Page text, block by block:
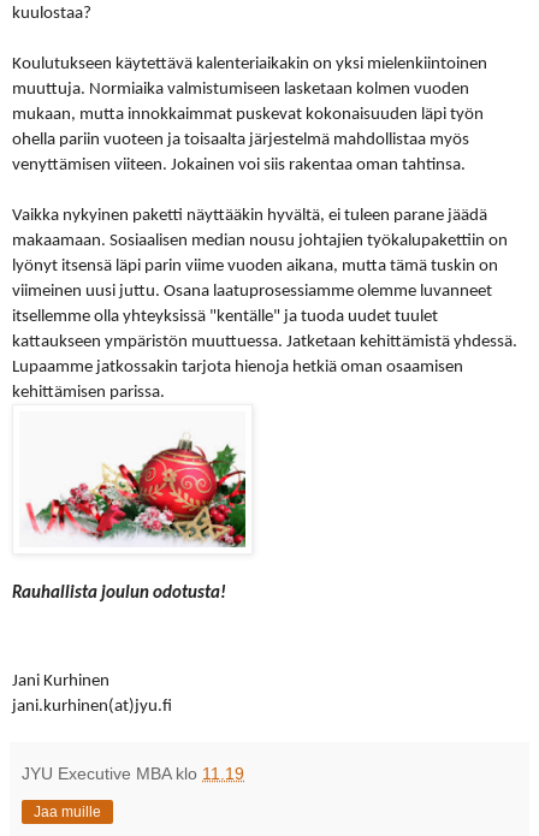
kuulostaa?
Koulutukseen käytettävä kalenteriaikakin on yksi mielenkiintoinen
muuttuja. Normiaika valmistumiseen lasketaan kolmen vuoden
mukaan, mutta innokkaimmat puskevat kokonaisuuden läpi työn
ohella pariin vuoteen ja toisaalta järjestelmä mahdollistaa myös
venyttämisen viiteen. Jokainen voi siis rakentaa oman tahtinsa.
Vaikka nykyinen paketti näyttääkin hyvältä, ei tuleen parane jäädä
makaamaan. Sosiaalisen median nousu johtajien työkalupakettiin on
lyönyt itsensä läpi parin viime vuoden aikana, mutta tämä tuskin on
viimeinen uusi juttu. Osana laatuprosessiamme olemme luvanneet
itsellemme olla yhteyksissä "kentälle" ja tuoda uudet tuulet
kattaukseen ympäristön muuttuessa. Jatketaan kehittämistä yhdessä.
Lupaamme jatkossakin tarjota hienoja hetkiä oman osaamisen
kehittämisen parissa.
Rauhallista joulun odotusta!
Jani Kurhinen
jani.kurhinen(at)jyu.fi
JYU Executive MBA klo 11.19
Jaa muille